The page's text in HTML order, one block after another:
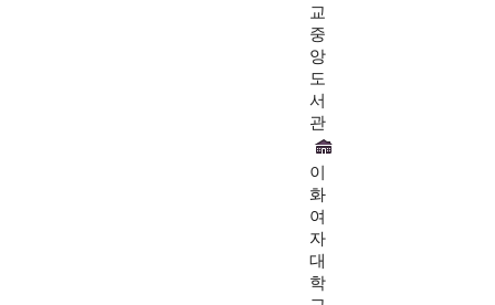
교
중
앙
도
서
관
이
화
여
자
대
학